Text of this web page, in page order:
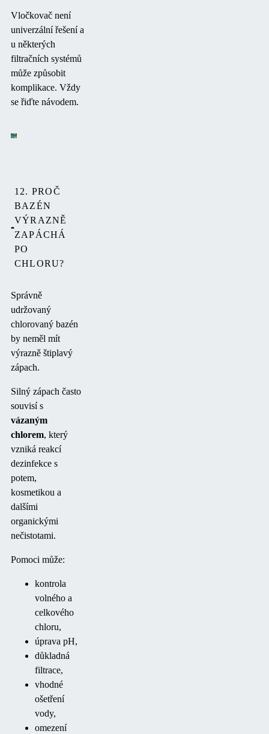
Vločkovač není
univerzální řešení a
u některých
filtračních systémů
může způsobit
komplikace. Vždy
se řiďte návodem.
12. PROČ
BAZÉN
VÝRAZNĚ
ZAPÁCHÁ
PO
CHLORU?
Správně
udržovaný
chlorovaný bazén
by neměl mít
výrazně štiplavý
zápach.
Silný zápach často
souvisí s
vázaným
chlorem, který
vzniká reakcí
dezinfekce s
potem,
kosmetikou a
dalšími
organickými
nečistotami.
Pomoci může:
kontrola
volného a
celkového
chloru,
úprava pH,
důkladná
filtrace,
vhodné
ošetření
vody,
omezení